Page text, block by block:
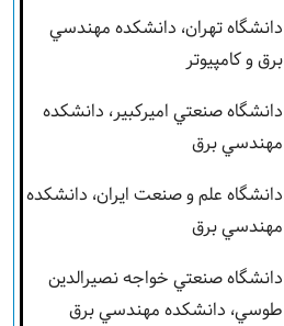
دانشگاه تهران، دانشکده مهندسي
برق و کامپيوتر
دانشگاه صنعتي اميرکبير، دانشکده
مهندسي برق
دانشگاه علم و صنعت ايران، دانشکده
مهندسي برق
دانشگاه صنعتي خواجه نصيرالدين
طوسي، دانشکده مهندسي برق